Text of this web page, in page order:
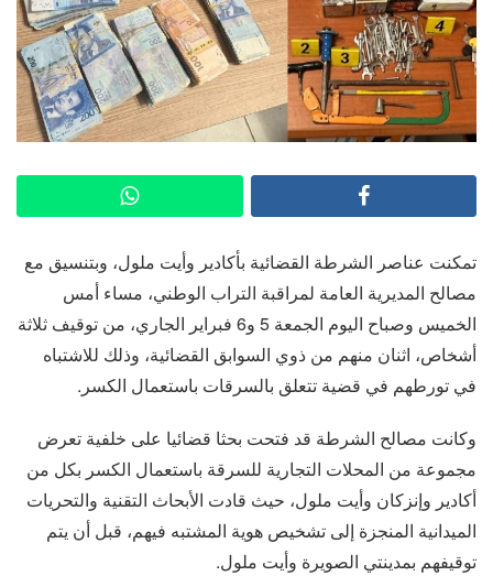
تمكنت عناصر الشرطة القضائية بأكادير وأيت ملول، وبتنسيق مع
مصالح المديرية العامة لمراقبة التراب الوطني، مساء أمس
الخميس وصباح اليوم الجمعة 5 و6 فبراير الجاري، من توقيف ثلاثة
أشخاص، اثنان منهم من ذوي السوابق القضائية، وذلك للاشتباه
في تورطهم في قضية تتعلق بالسرقات باستعمال الكسر.
وكانت مصالح الشرطة قد فتحت بحثا قضائيا على خلفية تعرض
مجموعة من المحلات التجارية للسرقة باستعمال الكسر بكل من
أكادير وإنزكان وأيت ملول، حيث قادت الأبحاث التقنية والتحريات
الميدانية المنجزة إلى تشخيص هوية المشتبه فيهم، قبل أن يتم
توقيفهم بمدينتي الصويرة وأيت ملول.